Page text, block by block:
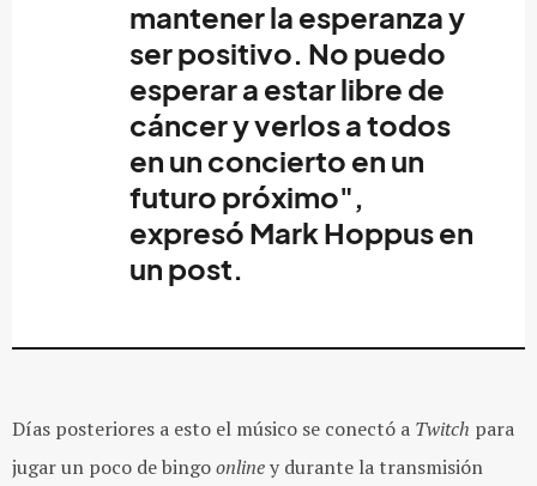
mantener la esperanza y
ser positivo. No puedo
esperar a estar libre de
cáncer y verlos a todos
en un concierto en un
futuro próximo",
expresó Mark Hoppusen
un post.
Días posteriores a esto el músico se conectó a Twitch para
jugar un poco de bingoonliney durante la transmisión